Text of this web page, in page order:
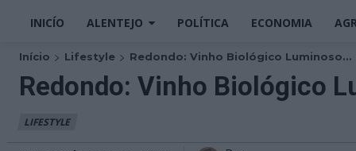
INICÍO ALENTEJO POLÍTICA ECONOMIA
Início Lifestyle Redondo: Vinho Biológico Luminoso...
Redondo: Vinho Biológico
LIFESTYLE